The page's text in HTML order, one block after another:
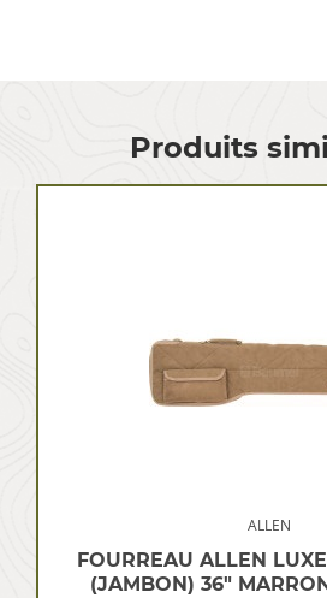
Produits
ALLEN
FOURREAU ALLEN
(JAMBON) 36″